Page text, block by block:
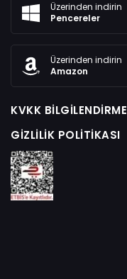
Üzerinden indirin
Pencereler
Üzerinden indirin
Amazon
KVKK BILGILENDIRME
GIZLILIK POLITIKASI